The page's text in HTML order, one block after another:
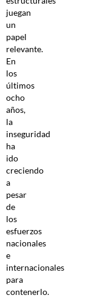
juegan
un
papel
relevante.
En
los
últimos
ocho
años,
la
inseguridad
ha
ido
creciendo
a
pesar
de
los
esfuerzos
nacionales
e
internacionales
para
contenerlo.